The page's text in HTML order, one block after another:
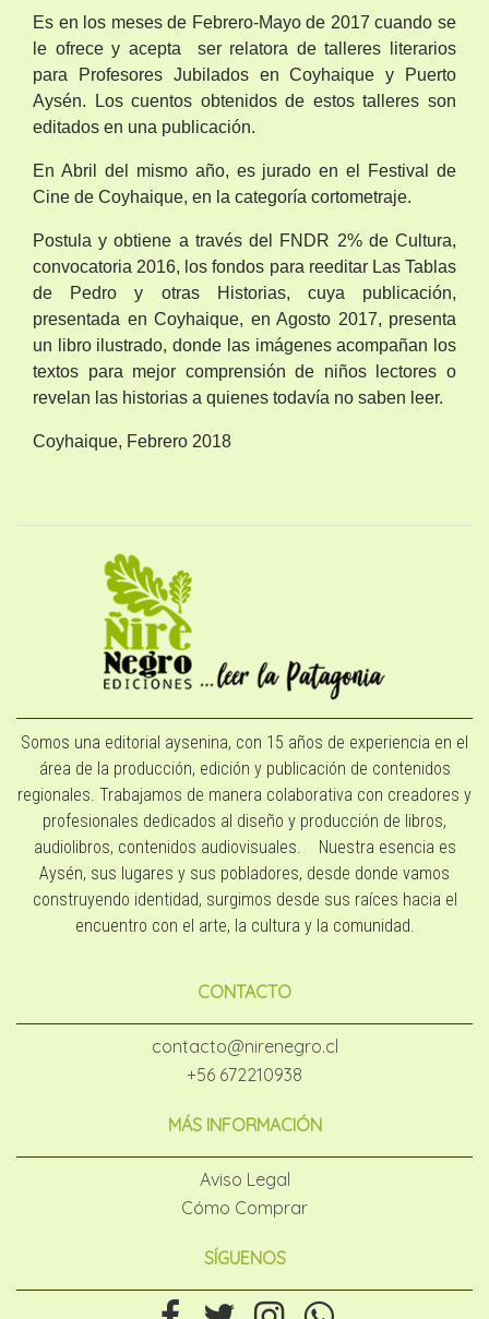
Es en los meses de Febrero-Mayo de 2017 cuando se
le ofrece y acepta ser relatora de talleres literarios
para Profesores Jubilados en Coyhaique y Puerto
Aysén. Los cuentos obtenidos de estos talleres son
editados en una publicación.
En Abril del mismo año, es jurado en el Festival de
Cine de Coyhaique, en la categoría cortometraje.
Postula y obtiene a través del FNDR 2% de Cultura,
convocatoria 2016, los fondos para reeditar Las Tablas
de Pedro y otras Historias, cuya publicación,
presentada en Coyhaique, en Agosto 2017, presenta
un libro ilustrado, donde las imágenes acompañan los
textos para mejor comprensión de niños lectores o
revelan las historias a quienes todavía no saben leer.
Coyhaique, Febrero 2018
Somos una editorial aysenina, con 15 años de experiencia en el
área de la producción, edición y publicación de contenidos
regionales. Trabajamos de manera colaborativa con creadores y
profesionales dedicados al diseño y producción de libros,
audiolibros, contenidos audiovisuales. Nuestra esencia es
Aysén, sus lugares y sus pobladores, desde donde vamos
construyendo identidad, surgimos desde sus raíces hacia el
encuentro con el arte, la cultura y la comunidad.
CONTACTO
contacto@nirenegro.cl
+56 672210938
MÁS INFORMACIÓN
Aviso Legal
Cómo Comprar
SÍGUENOS